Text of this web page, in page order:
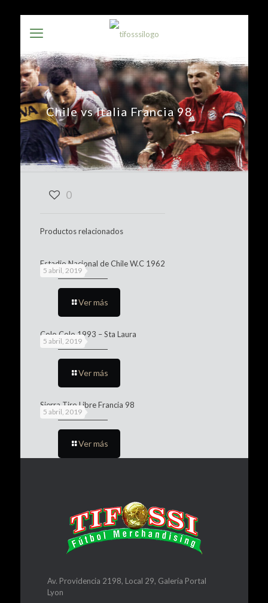
Chile vs Italia Francia 98
0
Productos relacionados
5 abril, 2019
Estadio Nacional de Chile W.C 1962
Ver más
5 abril, 2019
Colo Colo 1993 – Sta Laura
Ver más
5 abril, 2019
Sierra Tiro Libre Francia 98
Ver más
Av. Providencia 2198, Local 29, Galería Portal
Lyon